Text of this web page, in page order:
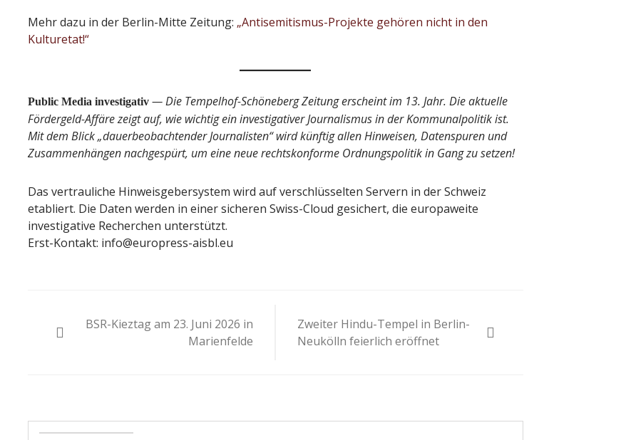
Mehr dazu in der Berlin-Mitte Zeitung: „Antisemitismus-Projekte gehören nicht in den
Kulturetat!“
Public Media investigativ — Die Tempelhof-Schöneberg Zeitung erscheint im 13. Jahr. Die aktuelle
Fördergeld-Affäre zeigt auf, wie wichtig ein investigativer Journalismus in der Kommunalpolitik ist.
Mit dem Blick „dauerbeobachtender Journalisten“ wird künftig allen Hinweisen, Datenspuren und
Zusammenhängen nachgespürt, um eine neue rechtskonforme Ordnungspolitik in Gang zu setzen!
Das vertrauliche Hinweisgebersystem wird auf verschlüsselten Servern in der Schweiz
etabliert. Die Daten werden in einer sicheren Swiss-Cloud gesichert, die europaweite
investigative Recherchen unterstützt.
Erst-Kontakt: info@europress-aisbl.eu
BSR-Kieztag am 23. Juni 2026 in
Marienfelde
Zweiter Hindu-Tempel in Berlin-
Neukölln feierlich eröffnet